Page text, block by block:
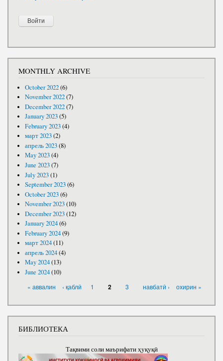
MONTHLY ARCHIVE
October 2022(6)
November 2022(7)
December 2022(7)
January 2023(5)
February 2023(4)
март 2023(2)
апрель 2023(8)
May 2023(4)
June 2023(7)
July 2023(1)
September 2023(6)
October 2023(6)
November 2023(10)
December 2023(12)
January 2024(6)
February 2024(9)
март 2024(11)
апрель 2024(4)
May 2024(13)
June 2024(10)
« аввалин ‹ қаблӣ 1 2 3 навбатӣ › охирин »
БИБЛИОТЕКА
Тақвими соли маърифати ҳуқуқӣ